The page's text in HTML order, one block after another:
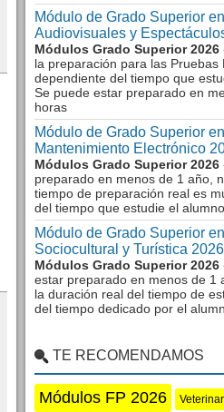
Módulo de Grado Superior
Audiovisuales y
Módulos Grado Superior 2026
la preparación para las Pruebas
dependiente del tiempo que
Se puede estar preparado en
horas
Módulo de Grado Superior en
Mantenimiento Electrónico
Módulos Grado Superior 2026
preparado en menos de 1 año,
tiempo de preparación real es
del tiempo que estudie el
Módulo de Grado Superior
Sociocultural y Turística 2026
Módulos Grado Superior 2026
estar preparado en menos de 1
la duración real del tiempo de
del tiempo dedicado por el
TE RECOMENDAMOS
Módulos FP 2026